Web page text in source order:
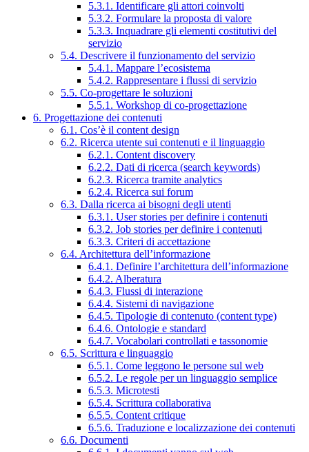
5.3.1. Identificare gli attori coinvolti
5.3.2. Formulare la proposta di valore
5.3.3. Inquadrare gli elementi costitutivi del
servizio
5.4. Descrivere il funzionamento del servizio
5.4.1. Mappare l’ecosistema
5.4.2. Rappresentare i flussi di servizio
5.5. Co-progettare le soluzioni
5.5.1. Workshop di co-progettazione
6. Progettazione dei contenuti
6.1. Cos’è il content design
6.2. Ricerca utente sui contenuti e il linguaggio
6.2.1. Content discovery
6.2.2. Dati di ricerca (search keywords)
6.2.3. Ricerca tramite analytics
6.2.4. Ricerca sui forum
6.3. Dalla ricerca ai bisogni degli utenti
6.3.1. User stories per definire i contenuti
6.3.2. Job stories per definire i contenuti
6.3.3. Criteri di accettazione
6.4. Architettura dell’informazione
6.4.1. Definire l’architettura dell’informazione
6.4.2. Alberatura
6.4.3. Flussi di interazione
6.4.4. Sistemi di navigazione
6.4.5. Tipologie di contenuto (content type)
6.4.6. Ontologie e standard
6.4.7. Vocabolari controllati e tassonomie
6.5. Scrittura e linguaggio
6.5.1. Come leggono le persone sul web
6.5.2. Le regole per un linguaggio semplice
6.5.3. Microtesti
6.5.4. Scrittura collaborativa
6.5.5. Content critique
6.5.6. Traduzione e localizzazione dei contenuti
6.6. Documenti